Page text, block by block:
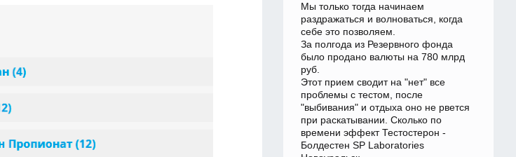
Мы только тогда начинаем
раздражаться и волноваться, когда
себе это позволяем.
За полгода из Резервного фонда
было продано валюты на 780 млрд
руб.
Этот прием сводит на "нет" все
проблемы с тестом, после
"выбивания" и отдыха оно не рвется
при раскатывании. Сколько по
времени эффект Тестостерон -
Болдестен SP Laboratories